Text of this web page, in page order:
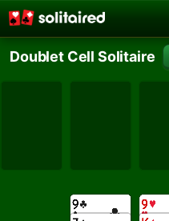
Doublet Cell Solitaire